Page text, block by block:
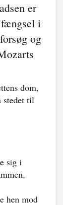
er
fængsel i
og
dom,
stedet til
sig i
hen mod